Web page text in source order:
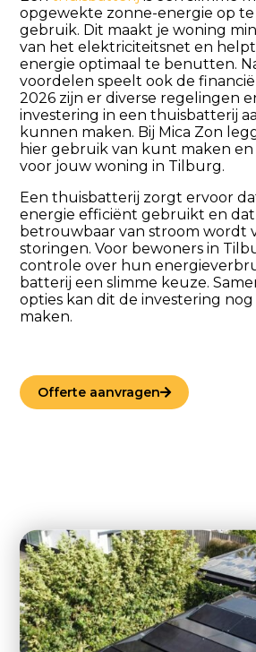
opgewekte zonne-energie op te
gebruik. Dit maakt je woning
van het elektriciteitsnet en helpt
energie optimaal te benutten.
voordelen speelt ook de
2026 zijn er diverse regelingen
investering in een thuisbatterij
kunnen maken. Bij Mica Zon
hier gebruik van kunt maken
voor jouw woning in Tilburg.
Een thuisbatterij zorgt ervoor
energie efficiënt gebruikt en
betrouwbaar van stroom wordt
storingen. Voor bewoners in
controle over hun
batterij een slimme keuze.
opties kan dit de investering
maken.
Offerte aanvragen